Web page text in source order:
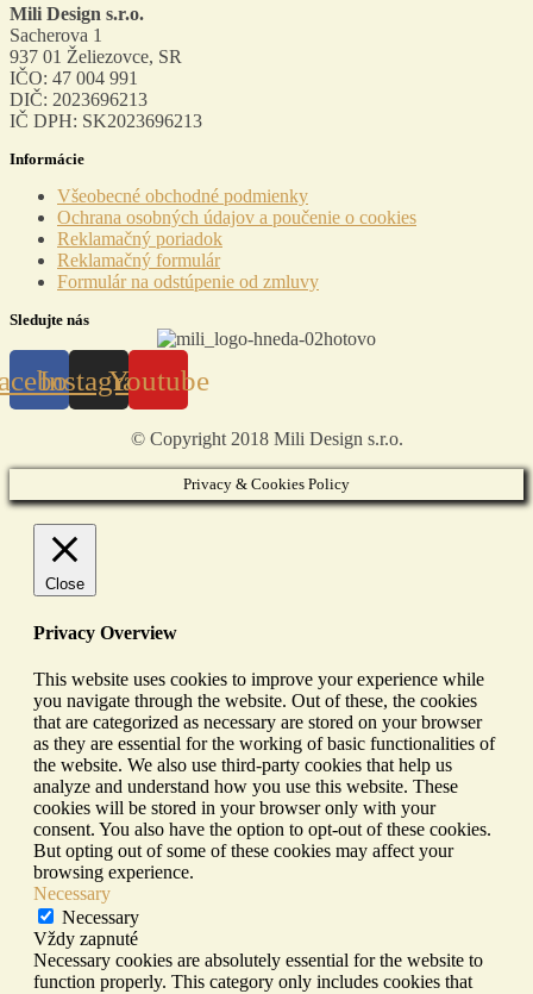
Mili Design s.r.o.
Sacherova 1
937 01 Želiezovce, SR
IČO: 47 004 991
DIČ: 2023696213
IČ DPH: SK2023696213
Informácie
Menu
Všeobecné obchodné podmienky
Ochrana osobných údajov a poučenie o cookies
Reklamačný poriadok
Reklamačný formulár
Formulár na odstúpenie od zmluvy
Sledujte nás
InstagramYoutube
© Copyright 2018 Mili Design s.r.o.
Privacy & Cookies Policy
Close
Privacy Overview
This website uses cookies to improve your experience while
you navigate through the website. Out of these, the cookies
that are categorized as necessary are stored on your browser
as they are essential for the working of basic functionalities of
the website. We also use third-party cookies that help us
analyze and understand how you use this website. These
cookies will be stored in your browser only with your
consent. You also have the option to opt-out of these cookies.
But opting out of some of these cookies may affect your
browsing experience.
Necessary
Necessary
Vždy zapnuté
Necessary cookies are absolutely essential for the website to
function properly. This category only includes cookies that